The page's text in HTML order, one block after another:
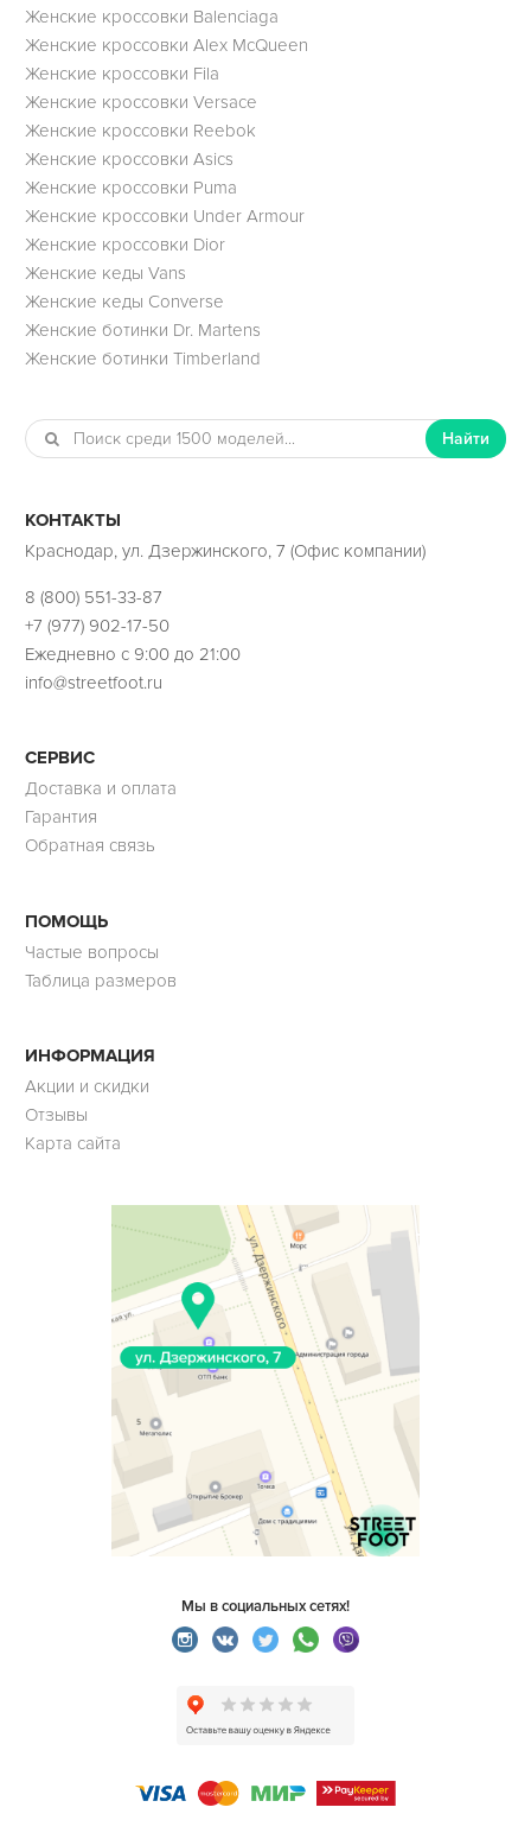
Женские кроссовки Balenciaga
Женские кроссовки Alex McQueen
Женские кроссовки Fila
Женские кроссовки Versace
Женские кроссовки Reebok
Женские кроссовки Asics
Женские кроссовки Puma
Женские кроссовки Under Armour
Женские кроссовки Dior
Женские кеды Vans
Женские кеды Converse
Женские ботинки Dr. Martens
Женские ботинки Timberland
Найти
КОНТАКТЫ
Краснодар, ул. Дзержинского, 7 (Офис компании)
8 (800) 551-33-87
+7 (977) 902-17-50
Ежедневно с 9:00 до 21:00
info@streetfoot.ru
СЕРВИС
Доставка и оплата
Гарантия
Обратная связь
ПОМОЩЬ
Частые вопросы
Таблица размеров
ИНФОРМАЦИЯ
Акции и скидки
Отзывы
Карта сайта
Мы в социальных сетях!